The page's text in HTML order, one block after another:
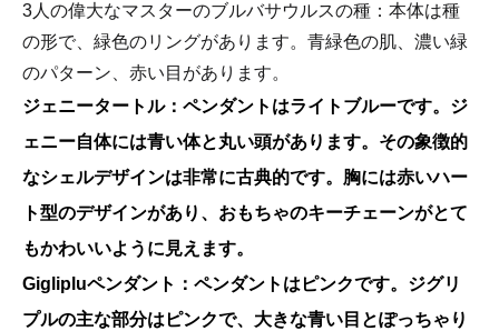
3人の偉大なマスターのブルバサウルスの種：本体は種
の形で、緑色のリングがあります。青緑色の肌、濃い緑
のパターン、赤い目があります。
ジェニータートル：ペンダントはライトブルーです。ジ
ェニー自体には青い体と丸い頭があります。その象徴的
なシェルデザインは非常に古典的です。胸には赤いハー
ト型のデザインがあり、おもちゃのキーチェーンがとて
もかわいいように見えます。
Giglipluペンダント：ペンダントはピンクです。ジグリ
プルの主な部分はピンクで、大きな青い目とぽっちゃり